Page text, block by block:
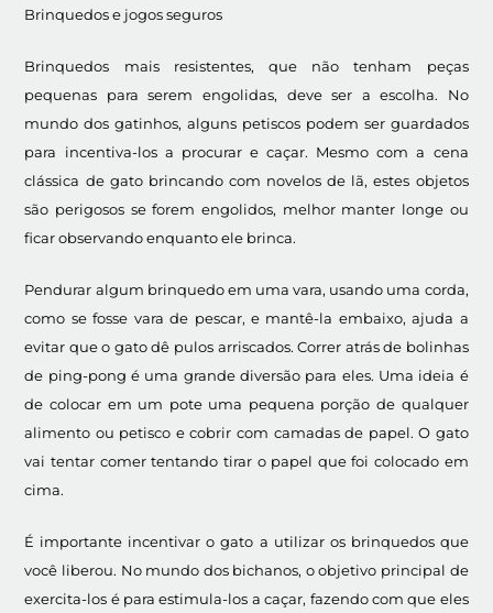
Brinquedos e jogos seguros
Brinquedos mais resistentes, que não tenham peças
pequenas para serem engolidas, deve ser a escolha. No
mundo dos gatinhos, alguns petiscos podem ser guardados
para incentiva-los a procurar e caçar. Mesmo com a cena
clássica de gato brincando com novelos de lã, estes objetos
são perigosos se forem engolidos, melhor manter longe ou
ficar observando enquanto ele brinca.
Pendurar algum brinquedo em uma vara, usando uma corda,
como se fosse vara de pescar, e mantê-la embaixo, ajuda a
evitar que o gato dê pulos arriscados. Correr atrás de bolinhas
de ping-pong é uma grande diversão para eles. Uma ideia é
de colocar em um pote uma pequena porção de qualquer
alimento ou petisco e cobrir com camadas de papel. O gato
vai tentar comer tentando tirar o papel que foi colocado em
cima.
É importante incentivar o gato a utilizar os brinquedos que
você liberou. No mundo dos bichanos, o objetivo principal de
exercita-los é para estimula-los a caçar, fazendo com que eles